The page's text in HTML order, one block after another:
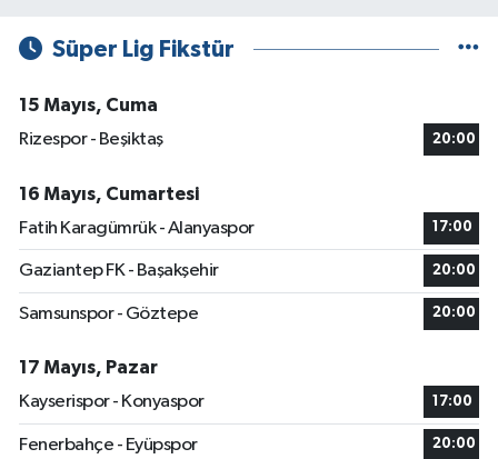
Süper Lig Fikstür
15 Mayıs, Cuma
Rizespor - Beşiktaş
20:00
16 Mayıs, Cumartesi
Fatih Karagümrük - Alanyaspor
17:00
Gaziantep FK - Başakşehir 20:00
Samsunspor - Göztepe 20:00
17 Mayıs, Pazar
Kayserispor - Konyaspor
17:00
Fenerbahçe - Eyüpspor 20:00